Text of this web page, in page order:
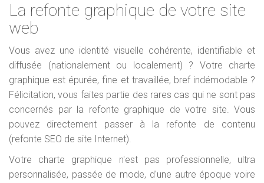
La refonte graphique de votre site
web
Vous avez une identité visuelle cohérente, identifiable et
diffusée (nationalement ou localement) ? Votre charte
graphique est épurée, fine et travaillée, bref indémodable ?
Félicitation, vous faites partie des rares cas qui ne sont pas
concernés par la refonte graphique de votre site. Vous
pouvez directement passer à la refonte de contenu
(refonte SEO de site Internet).
Votre charte graphique n'est pas professionnelle, ultra
personnalisée, passée de mode, d'une autre époque voire